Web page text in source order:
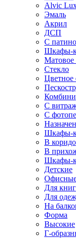
Alvic
Эмаль
Акрил
ДСП
С
Шкафы-
Матовое
Стекло
Цветное
С
С
Шкафы-
В
В
Шкафы-
Детские
Для книг
Для
На
Форма
Высокие
Г-